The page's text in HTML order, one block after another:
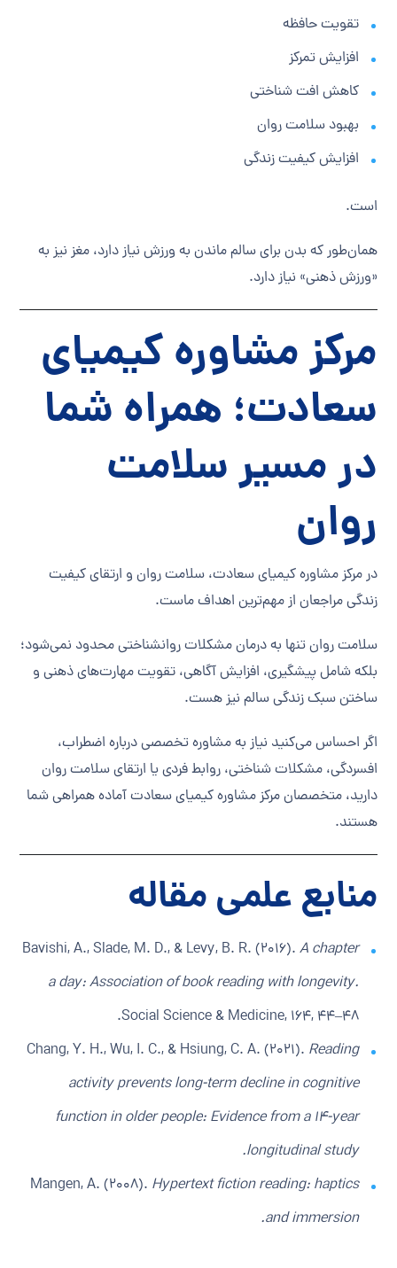
تقویت حافظه
افزایش تمرکز
کاهش افت شناختی
بهبود سلامت روان
افزایش کیفیت زندگی
است.
همان‌طور که بدن برای سالم ماندن به ورزش نیاز دارد، مغز نیز به
«ورزش ذهنی» نیاز دارد.
مرکز مشاوره کیمیای
سعادت؛ همراه شما
در مسیر سلامت
روان
در مرکز مشاوره کیمیای سعادت، سلامت روان و ارتقای کیفیت
زندگی مراجعان از مهم‌ترین اهداف ماست.
سلامت روان تنها به درمان مشکلات روانشناختی محدود نمی‌شود؛
بلکه شامل پیشگیری، افزایش آگاهی، تقویت مهارت‌های ذهنی و
ساختن سبک زندگی سالم نیز هست.
اگر احساس می‌کنید نیاز به مشاوره تخصصی درباره اضطراب،
افسردگی، مشکلات شناختی، روابط فردی یا ارتقای سلامت روان
دارید، متخصصان مرکز مشاوره کیمیای سعادت آماده همراهی شما
هستند.
منابع علمی مقاله
Bavishi, A., Slade, M. D., & Levy, B. R. (2016). A chapter
a day: Association of book reading with longevity.
Social Science & Medicine, 164, 44–48.
Chang, Y. H., Wu, I. C., & Hsiung, C. A. (2021). Reading
activity prevents long-term decline in cognitive
function in older people: Evidence from a 14-year
longitudinal study.
Mangen, A. (2008). Hypertext fiction reading: haptics
and immersion.